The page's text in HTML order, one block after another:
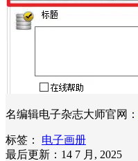
名编辑电子杂志大师官网：
标签：
电子画册
最后更新：14 7 月, 2025